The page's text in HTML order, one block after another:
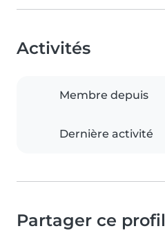
Activités
Membre depuis
Dernière activité
Partager ce profil